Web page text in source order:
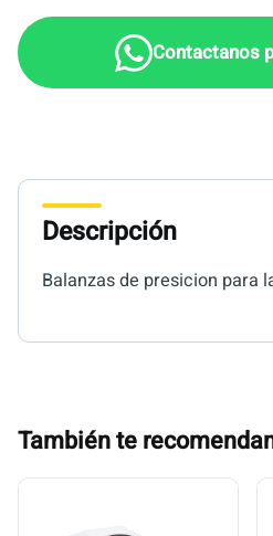
Descripción
Balanzas de presicion para
También te